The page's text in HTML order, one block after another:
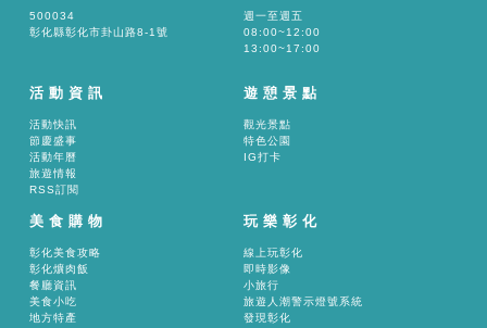
500034
彰化縣彰化市卦山路8-1號
週一至週五
08:00~12:00
13:00~17:00
活動資訊
活動快訊
節慶盛事
活動年曆
旅遊情報
RSS訂閱
遊憩景點
觀光景點
特色公園
IG打卡
美食購物
彰化美食攻略
彰化爌肉飯
餐廳資訊
美食小吃
地方特產
玩樂彰化
線上玩彰化
即時影像
小旅行
旅遊人潮警示燈號系統
發現彰化